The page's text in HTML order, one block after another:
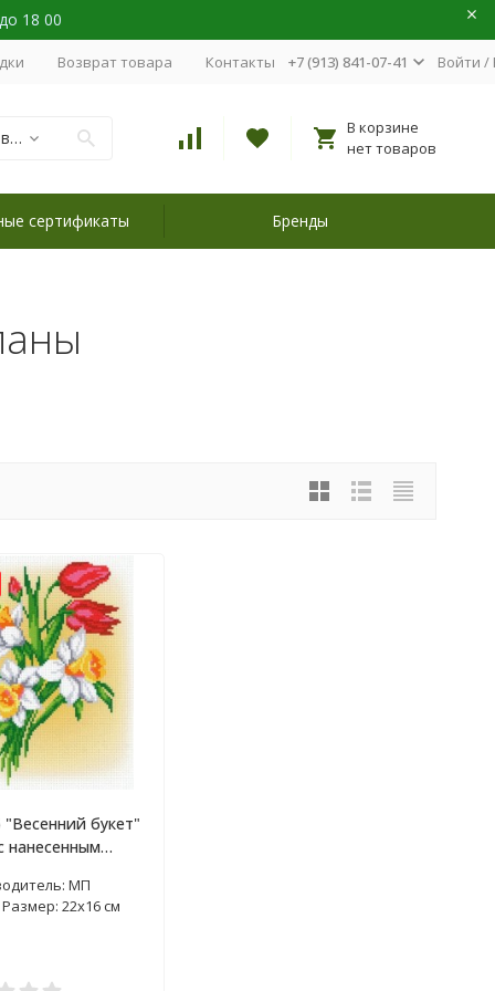
18 00
Возврат товара Контакты +7 (913) 841-07-41 Войти /
Наборы для вышивания
В корзине
нет товаров
сертификаты Бренды
"Весенний букет"
нанесенным
МП
22х16 см